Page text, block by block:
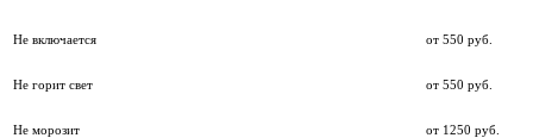
Не включается от 550 руб.
Не горит свет от 550 руб.
Не морозит от 1250 руб.